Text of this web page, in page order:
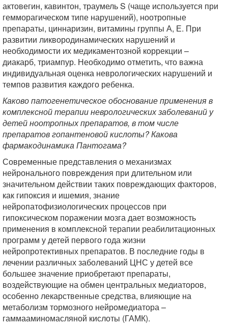
актовегин, кавинтон, траумель S (чаще используется при
гемморагическом типе нарушений), ноотропные
препараты, циннаризин, витамины группы А, Е. При
развитии ликвородинамических нарушений и
необходимости их медикаментозной коррекции –
диакарб, триампур. Необходимо отметить, что важна
индивидуальная оценка неврологических нарушений и
темпов развития каждого ребенка.
Каково патогенетическое обоснование применения в
комплексной терапии неврологических заболеваний у
детей ноотропных препаратов, в том числе
препаратов гопантеновой кислоты? Какова
фармакодинамика Пантогама?
Современные представления о механизмах
нейронального повреждения при длительном или
значительном действии таких повреждающих факторов,
как гипоксия и ишемия, знание
нейропатофизиологических процессов при
гипоксическом поражении мозга дает возможность
применения в комплексной терапии реабилитационных
программ у детей первого года жизни
нейропротективных препаратов. В последние годы в
лечении различных заболеваний ЦНС у детей все
большее значение приобретают препараты,
воздействующие на обмен центральных медиаторов,
особенно лекарственные средства, влияющие на
метаболизм тормозного нейромедиатора –
гаммааминомасляной кислоты (ГАМК).